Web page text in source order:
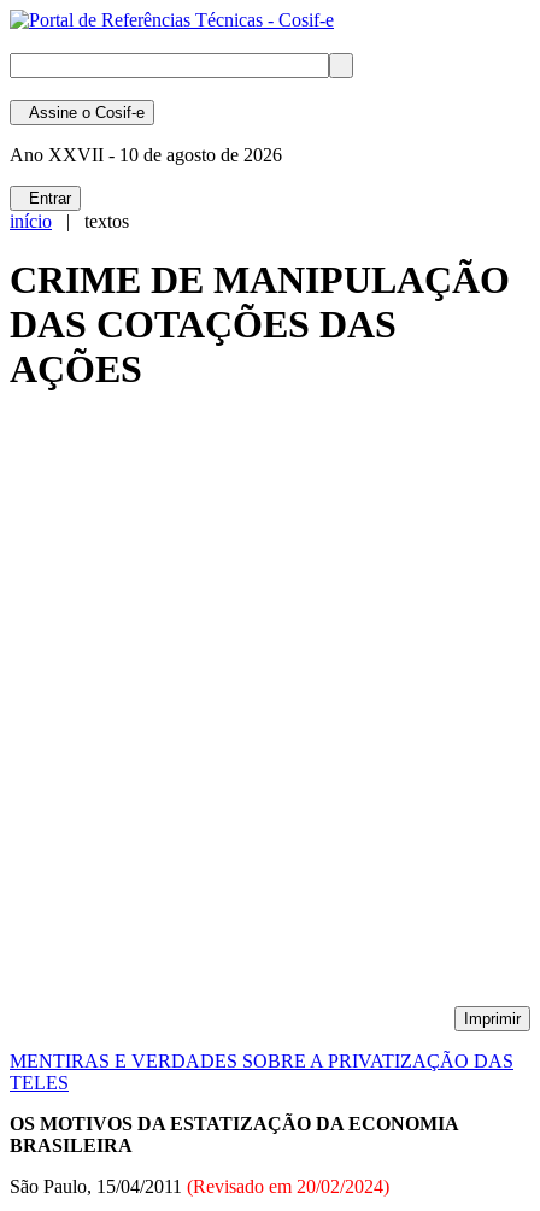
Assine o Cosif-e
Ano XXVII - 10 de agosto de 2026
Entrar
início | textos
CRIME DE MANIPULAÇÃO
DAS COTAÇÕES DAS
AÇÕES
Imprimir
MENTIRAS E VERDADES SOBRE A PRIVATIZAÇÃO DAS
TELES
OS MOTIVOS DA ESTATIZAÇÃO DA ECONOMIA
BRASILEIRA
São Paulo, 15/04/2011 (Revisado em 20/02/2024)